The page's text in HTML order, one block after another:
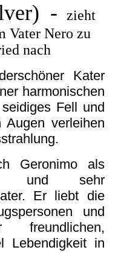
-
zieht
Vater Nero zu
nach
Kater
harmonischen
Fell und
Augen verleihen
Geronimo als
und sehr
Er liebt die
und
Lebendigkeit in